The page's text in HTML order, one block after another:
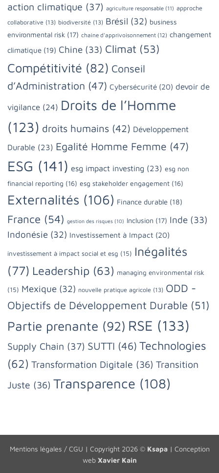
action climatique (37) agriculture responsable (11) approche
collaborative (13) biodiversité (13) Brésil (32) business
environmental risk (17) chaine d'apprivoisonnement (12) changement
climatique (19) Chine (33) Climat (53)
Compétitivité (82) Conseil
d’Administration (47) Cybersécurité (20) devoir de
vigilance (24) Droits de l’Homme
(123) droits humains (42) Développement
Durable (23) Egalité Homme Femme (47)
ESG (141) esg impact investing (23) esg non
financial reporting (16) esg stakeholder engagement (16)
Externalités (106) Finance durable (18)
France (54) gestion des risques (10) Inclusion (17) Inde (33)
Indonésie (32) Investissement à Impact (20)
investissement à impact social et esg (15) Inégalités
(77) Leadership (63) managing environmental risk
(15) Mexique (32) nouvelle pratique agricole (13) ODD -
Objectifs de Développement Durable (51)
Partie prenante (92) RSE (133)
Supply Chain (37) SUTTI (46) Technologies
(62) Transformation Digitale (36) Transition
Juste (36) Transparence (108)
Mentions légales / CGU | Copyright 2026 © Ksapa| Conception
web Xavier Kain